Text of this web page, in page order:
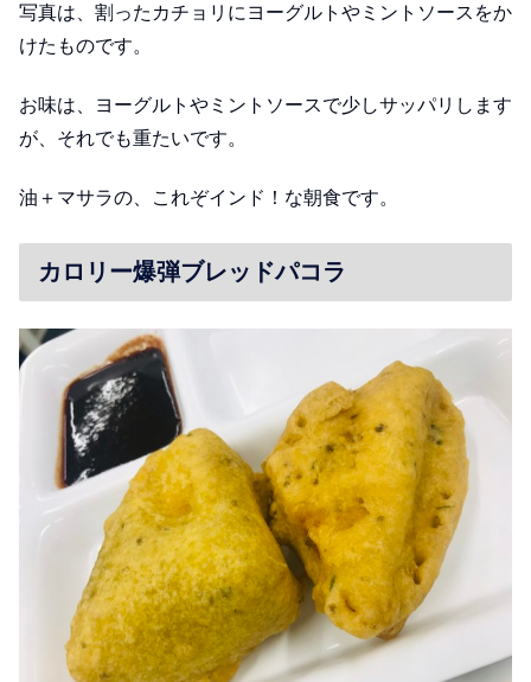
写真は、割ったカチョリにヨーグルトやミントソースをか
けたものです。
お味は、ヨーグルトやミントソースで少しサッパリします
が、それでも重たいです。
油＋マサラの、これぞインド！な朝食です。
カロリー爆弾ブレッドパコラ